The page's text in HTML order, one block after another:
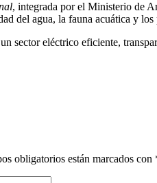
, integrada por el Ministerio de
del agua, la fauna acuática y
sector eléctrico eficiente,
obligatorios están marcados con